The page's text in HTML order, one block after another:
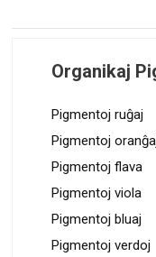
Organikaj
Pigmentoj ruĝaj
Pigmentoj
Pigmentoj flava
Pigmentoj viola
Pigmentoj bluaj
Pigmentoj verdoj